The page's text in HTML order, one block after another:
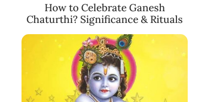
How to Celebrate Ganesh
Chaturthi? Significance & Rituals